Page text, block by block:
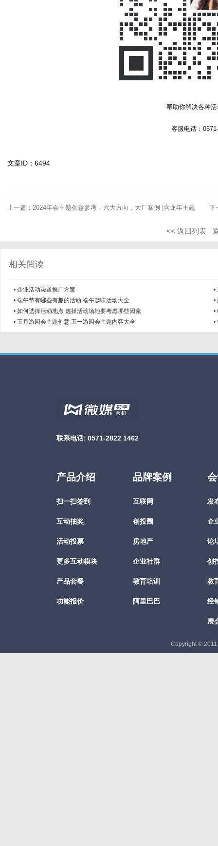
帮助你解决各种
客服电话：
文章ID：6494
上一篇： 2024年会主题创意参考：六大方向，大厂案例 |含龙年主题 下
<< 返回列表
相关阅读
• 企业活动渠道推广方案 •
• 端午节有哪些有趣的活动 端午趣味活动大全 •
• 如何选择活动地点 选择活动场地要考虑哪些因素 •
• 五月游园会主题创意 五一游园会主题内容大全 •
联系电话: 0571-2822 1462
产品介绍
扫一扫签到
互动抽奖
活动投票
更多互动模块
产品套餐
功能报价
品牌案例
互联网
创投圈
房地产
企业社群
教育培训
阿里巴巴
发
企
论
创
教
经
展
Copyright © 2011